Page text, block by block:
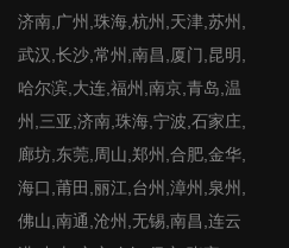
济南,广州,珠海,杭州,天津,苏州,
武汉,长沙,常州,南昌,厦门,昆明,
哈尔滨,大连,福州,南京,青岛,温
州,三亚,济南,珠海,宁波,石家庄,
廊坊,东莞,周山,郑州,合肥,金华,
海口,莆田,丽江,台州,漳州,泉州,
佛山,南通,沧州,无锡,南昌,连云